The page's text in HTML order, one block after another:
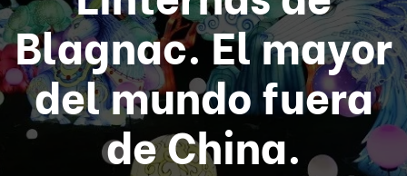
Blagnac. El mayor
del mundo fuera
de China.